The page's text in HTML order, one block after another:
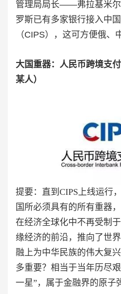
管理局局长——弗拉基米尔
罗斯已有多家银行接入中
（CIPS），这可方便俄、
大国重器：人民币跨境支
某人）
提要：直到CIPS上线运行
国所必须具有的所有重器
在经济全球化中不再受制
缘经济的前沿，推向了世
融上为中华民族的伟大复
多重要？相当于当年历尽
一星”，属于金融界的原子